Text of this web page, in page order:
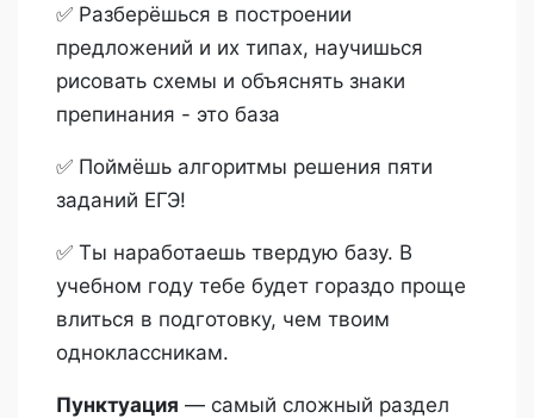
✅ Разберёшься в построении
предложений и их типах, научишься
рисовать схемы и объяснять знаки
препинания - это база
✅ Поймёшь алгоритмы решения пяти
заданий ЕГЭ!
✅ Ты наработаешь твердую базу. В
учебном году тебе будет гораздо проще
влиться в подготовку, чем твоим
одноклассникам.
Пунктуация — самый сложный раздел